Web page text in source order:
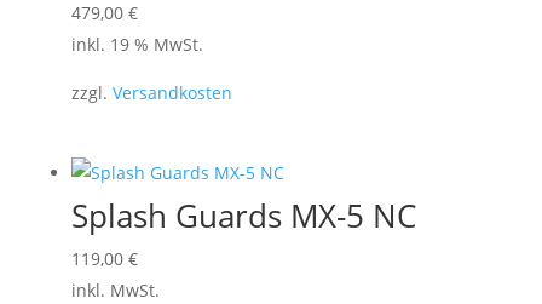
479,00 €
inkl. 19 % MwSt.
zzgl. Versandkosten
Splash Guards MX-5 NC
119,00 €
inkl. MwSt.